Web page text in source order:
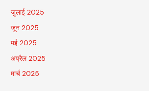
जुलाई 2025
जून 2025
मई 2025
अप्रैल 2025
मार्च 2025